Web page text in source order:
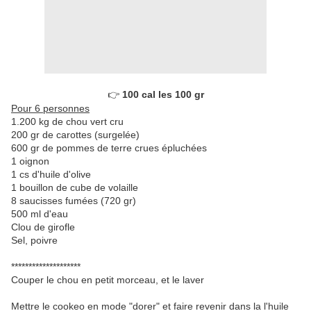
👉 100 cal les 100 gr
Pour 6 personnes
1.200 kg de chou vert cru
200 gr de carottes (surgelée)
600 gr de pommes de terre crues épluchées
1 oignon
1 cs d'huile d'olive
1 bouillon de cube de volaille
8 saucisses fumées (720 gr)
500 ml d'eau
Clou de girofle
Sel, poivre
********************
Couper le chou en petit morceau, et le laver
Mettre le cookeo en mode "dorer" et faire revenir dans la l'huile